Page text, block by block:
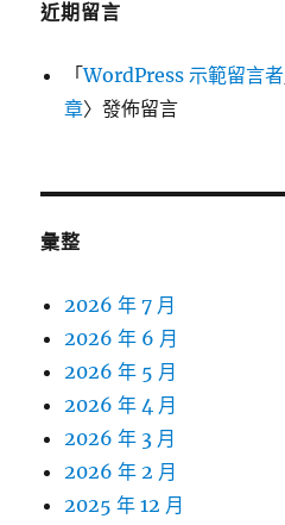
近期留言
「WordPress 示範留言者
章〉發佈留言
彙整
2026 年 7 月
2026 年 6 月
2026 年 5 月
2026 年 4 月
2026 年 3 月
2026 年 2 月
2025 年 12 月